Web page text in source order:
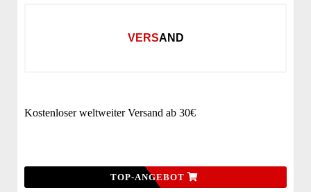
VERSAND
Kostenloser weltweiter Versand ab 30€
TOP-ANGEBOT